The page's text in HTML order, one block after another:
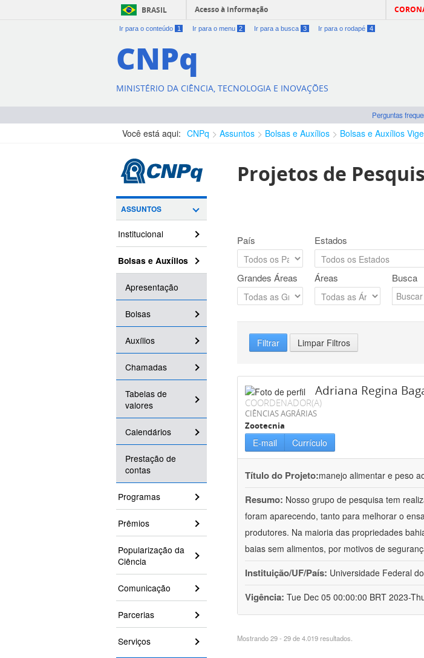
BRASIL Acesso à informação
Ir para o conteúdo 1 Ir para o menu 2 Ir para a busca 3 Ir para o rodapé 4
CNPq
MINISTÉRIO DA CIÊNCIA, TECNOLOGIA E INOVAÇÕES
Perguntas
Você está aqui: CNPq Assuntos Bolsas e Auxílios Bolsas e Auxílios
ASSUNTOS
Institucional
Bolsas e Auxílios
Apresentação
Bolsas
Auxílios
Chamadas
Tabelas de
valores
Calendários
Prestação de
contas
Programas
Prêmios
Popularização da
Ciência
Comunicação
Parcerias
Serviços
Projetos de
País Estados
Grandes Áreas Áreas Busca
Filtrar Limpar Filtros
Adriana Regina
COORDENADOR(A)
CIÊNCIAS AGRÁRIAS
Zootecnia
E-mail Currículo
Título do Projeto:manejo alimentar e peso
Resumo: Nosso grupo de pesquisa tem
foram aparecendo, tanto para melhorar o
produtores. Na maioria das propriedades
baias sem alimentos, por motivos de
Instituição/UF/País: Universidade Federal
Vigência: Tue Dec 05 00:00:00 BRT 2023-
Mostrando 29 - 29 de 4.019 resultados.